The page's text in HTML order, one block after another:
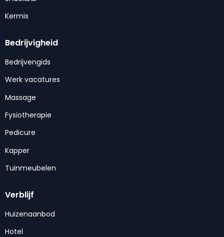
Kermis
Bedrijvigheid
Bedrijvengids
Werk vacatures
Massage
Fysiotherapie
Pedicure
Kapper
Tuinmeubelen
Verblijf
Huizenaanbod
Hotel